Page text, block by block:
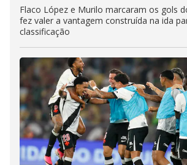
Flaco López e Murilo marcaram os gols
fez valer a vantagem construída na ida
classificação